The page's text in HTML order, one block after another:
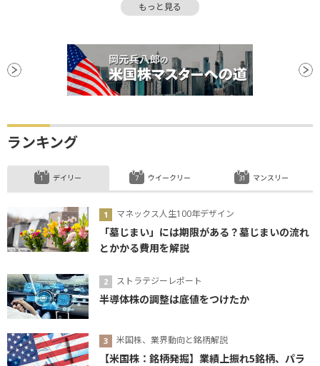
デフォルト
上場
パフォーマンス
ビットコイン
もっと見る
ランキング
デイリー
マネックス人生100年デザイン
「墓じまい」には期限がある？墓じまいの流れ
とかかる費用を解説
ストラテジーレポート
半導体株の調整は底値をつけたか
米国株、業界動向と銘柄解説
【米国株：銘柄発掘】業績上振れ5銘柄、パラ
ウイークリー マンスリー